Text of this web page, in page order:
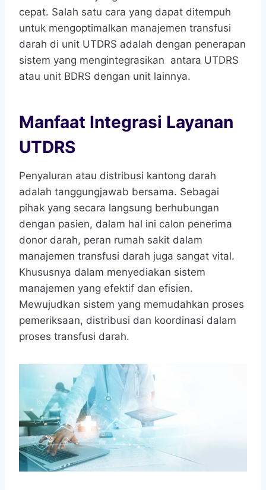
cepat. Salah satu cara yang dapat ditempuh
untuk mengoptimalkan manajemen transfusi
darah di unit UTDRS adalah dengan penerapan
sistem yang mengintegrasikan antara UTDRS
atau unit BDRS dengan unit lainnya.
Manfaat Integrasi Layanan
UTDRS
Penyaluran atau distribusi kantong darah
adalah tanggungjawab bersama. Sebagai
pihak yang secara langsung berhubungan
dengan pasien, dalam hal ini calon penerima
donor darah, peran rumah sakit dalam
manajemen transfusi darah juga sangat vital.
Khususnya dalam menyediakan sistem
manajemen yang efektif dan efisien.
Mewujudkan sistem yang memudahkan proses
pemeriksaan, distribusi dan koordinasi dalam
proses transfusi darah.